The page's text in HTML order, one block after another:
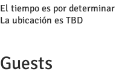
El tiempo es por determinar
La ubicación es TBD
Guests